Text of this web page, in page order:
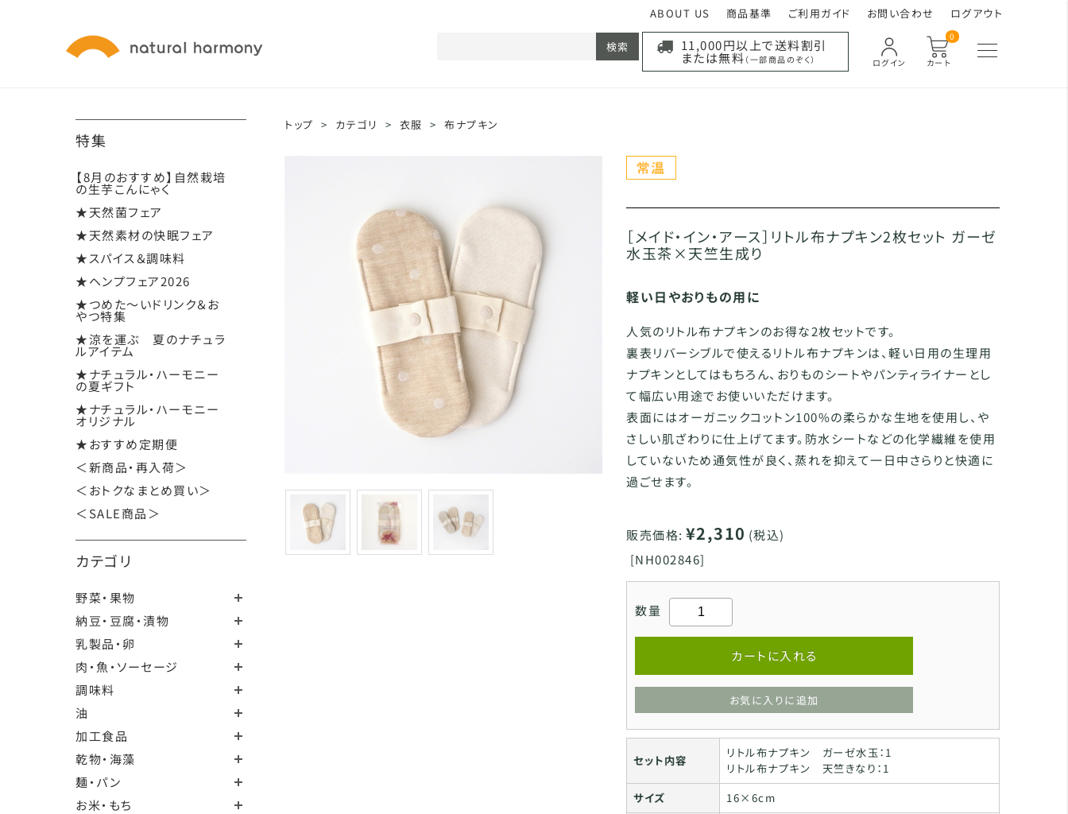
ABOUT US 商品基準 ご利用ガイド お問い合わせ ログアウト
カート
0
ログイン
11,000円以上で送料割引
または無料 （一部商品のぞく）
検索
特集
【8月のおすすめ】自然栽培
の生芋こんにゃく
★天然菌フェア
★天然素材の快眠フェア
★スパイス＆調味料
★ヘンプフェア2026
★つめた～いドリンク＆お
やつ特集
★涼を運ぶ 夏のナチュラ
ルアイテム
★ナチュラル・ハーモニー
の夏ギフト
★ナチュラル・ハーモニー
オリジナル
★おすすめ定期便
＜新商品・再入荷＞
＜おトクなまとめ買い＞
＜SALE商品＞
カテゴリ
野菜・果物
納豆・豆腐・漬物
乳製品・卵
肉・魚・ソーセージ
調味料
油
加工食品
乾物・海藻
麺・パン
お米・もち
トップ > カテゴリ > 衣服 > 布ナプキン
［メイド・イン・アース］リトル布ナプキン2枚セット ガーゼ
水玉茶×天竺生成り
軽い日やおりもの用に
人気のリトル布ナプキンのお得な2枚セットです。
裏表リバーシブルで使えるリトル布ナプキンは、軽い日用の生理用
ナプキンとしてはもちろん、おりものシートやパンティライナーとし
て幅広い用途でお使いいただけます。
表面にはオーガニックコットン100%の柔らかな生地を使用し、や
さしい肌ざわりに仕上げてます。防水シートなどの化学繊維を使用
していないため通気性が良く、蒸れを抑えて一日中さらりと快適に
過ごせます。
販売価格: ¥2,310 (税込)
[NH002846]
数量
カートに入れる
お気に入りに追加
セット内容
リトル布ナプキン ガーゼ水玉：1
リトル布ナプキン 天竺きなり：1
サイズ
16×6cm